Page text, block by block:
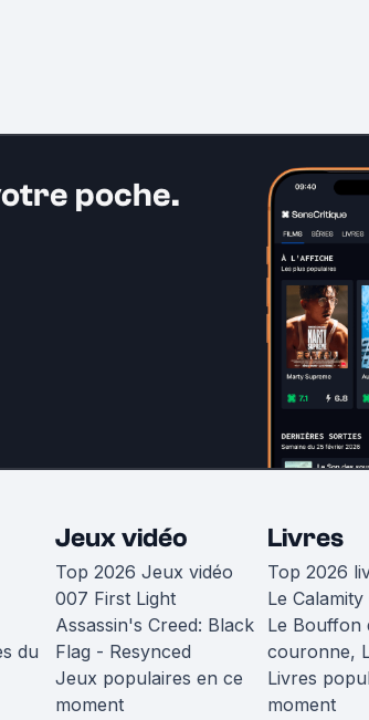
poche.
du
Jeux vidéo
Top 2026 Jeux vidéo
007 First Light
Assassin's Creed: Black
Flag - Resynced
Jeux populaires en ce
moment
Livres
Top 2026
Le Calamity
Le Bouffon
couronne,
Livres
moment